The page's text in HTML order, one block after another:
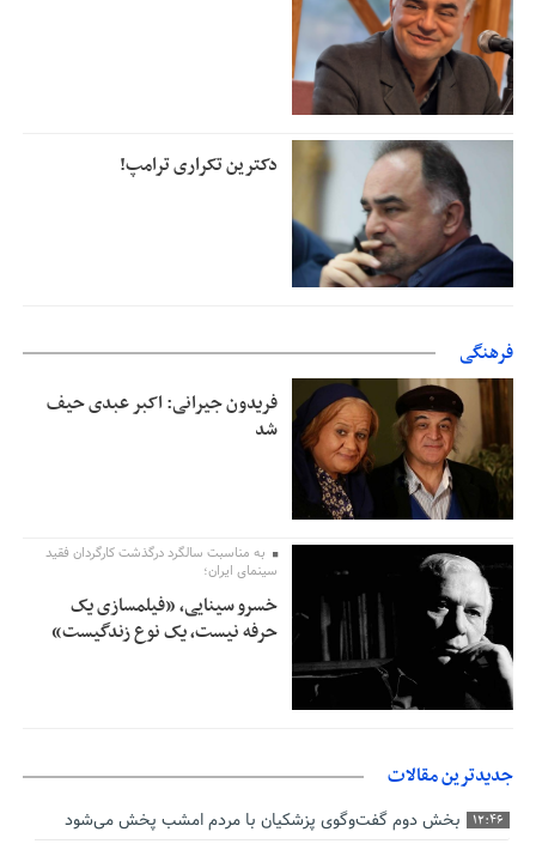
دکترین تکراری ترامپ!
فرهنگی
فریدون جیرانی: اکبر عبدی حیف
شد
به مناسبت سالگرد درگذشت کارگردان فقید
سینمای ایران؛
خسرو سینایی، «فیلمسازی یک
حرفه نیست، یک نوع زندگیست»
جدیدترین مقالات
12:46 بخش دوم گفت‌وگوی پزشکیان با مردم امشب پخش می‌شود